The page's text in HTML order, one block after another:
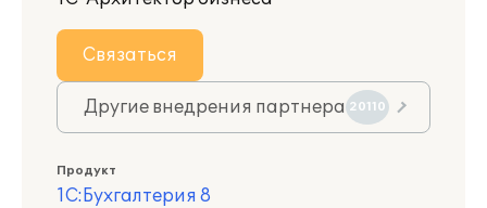
Связаться
Другие внедрения партнера 20110
Продукт
1С:Бухгалтерия 8